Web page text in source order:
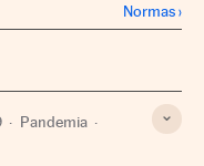
Normas›
Pandemia